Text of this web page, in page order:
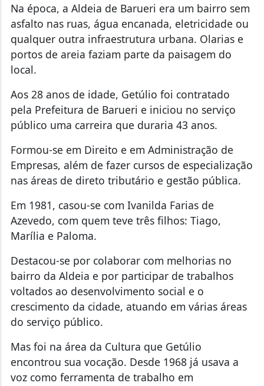
Na época, a Aldeia de Barueri era um bairro sem
asfalto nas ruas, água encanada, eletricidade ou
qualquer outra infraestrutura urbana. Olarias e
portos de areia faziam parte da paisagem do
local.
Aos 28 anos de idade, Getúlio foi contratado
pela Prefeitura de Barueri e iniciou no serviço
público uma carreira que duraria 43 anos.
Formou-se em Direito e em Administração de
Empresas, além de fazer cursos de especialização
nas áreas de direto tributário e gestão pública.
Em 1981, casou-se com Ivanilda Farias de
Azevedo, com quem teve três filhos: Tiago,
Marília e Paloma.
Destacou-se por colaborar com melhorias no
bairro da Aldeia e por participar de trabalhos
voltados ao desenvolvimento social e o
crescimento da cidade, atuando em várias áreas
do serviço público.
Mas foi na área da Cultura que Getúlio
encontrou sua vocação. Desde 1968 já usava a
voz como ferramenta de trabalho em